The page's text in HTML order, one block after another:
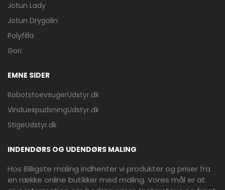
Jotun Lady
Jotun Drygolin
Polyfilla
Gori
EMNE SIDER
RobotstoevsugerUdstyr.dk
VinduespudsningUdstyr.dk
StigeUdstyr.dk
INDENDØRS OG UDENDØRS MALING
Hos Billigste maling indhenter vi produkter og priser fra
en række online butikker med maling. Vores mål er at